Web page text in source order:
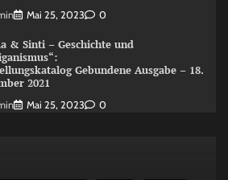
Mai 25, 2023 0
& Sinti – Geschichte und
Gebundene Ausgabe – 18.
2021
Mai 25, 2023 0